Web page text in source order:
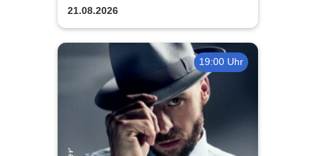
21.08.2026
19:00 Uhr